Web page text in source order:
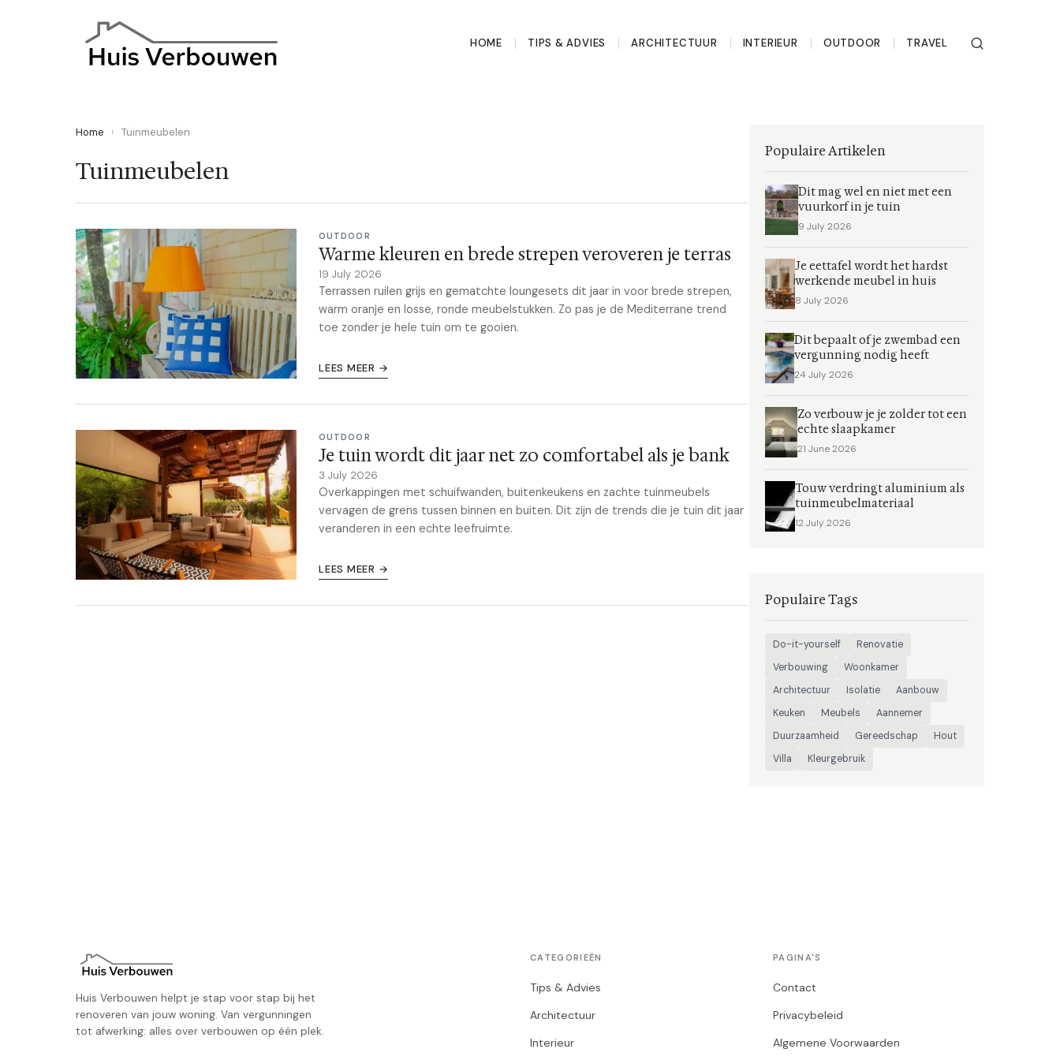
HOME TIPS & ADVIES ARCHITECTUUR INTERIEUR OUTDOOR TRAVEL
Home › Tuinmeubelen
Tuinmeubelen
OUTDOOR
Warme kleuren en brede strepen veroveren je terras
19 July 2026
Terrassen ruilen grijs en gematchte loungesets dit jaar in voor brede strepen,
warm oranje en losse, ronde meubelstukken. Zo pas je de Mediterrane trend
toe zonder je hele tuin om te gooien.
LEES MEER →
OUTDOOR
Je tuin wordt dit jaar net zo comfortabel als je bank
3 July 2026
Overkappingen met schuifwanden, buitenkeukens en zachte tuinmeubels
vervagen de grens tussen binnen en buiten. Dit zijn de trends die je tuin dit jaar
veranderen in een echte leefruimte.
LEES MEER →
Populaire Artikelen
Dit mag wel en niet met een
vuurkorf in je tuin
9 July 2026
Je eettafel wordt het hardst
werkende meubel in huis
8 July 2026
Dit bepaalt of je zwembad een
vergunning nodig heeft
24 July 2026
Zo verbouw je je zolder tot een
echte slaapkamer
21 June 2026
Touw verdringt aluminium als
tuinmeubelmateriaal
12 July 2026
Populaire Tags
Do-it-yourself
Renovatie
Verbouwing
Woonkamer
Architectuur
Isolatie
Aanbouw
Keuken
Meubels
Aannemer
Duurzaamheid
Gereedschap
Hout
Villa
Kleurgebruik
Huis Verbouwen helpt je stap voor stap bij het
renoveren van jouw woning. Van vergunningen
tot afwerking: alles over verbouwen op één plek.
CATEGORIEËN
Tips & Advies
Architectuur
Interieur
PAGINA'S
Contact
Privacybeleid
Algemene Voorwaarden